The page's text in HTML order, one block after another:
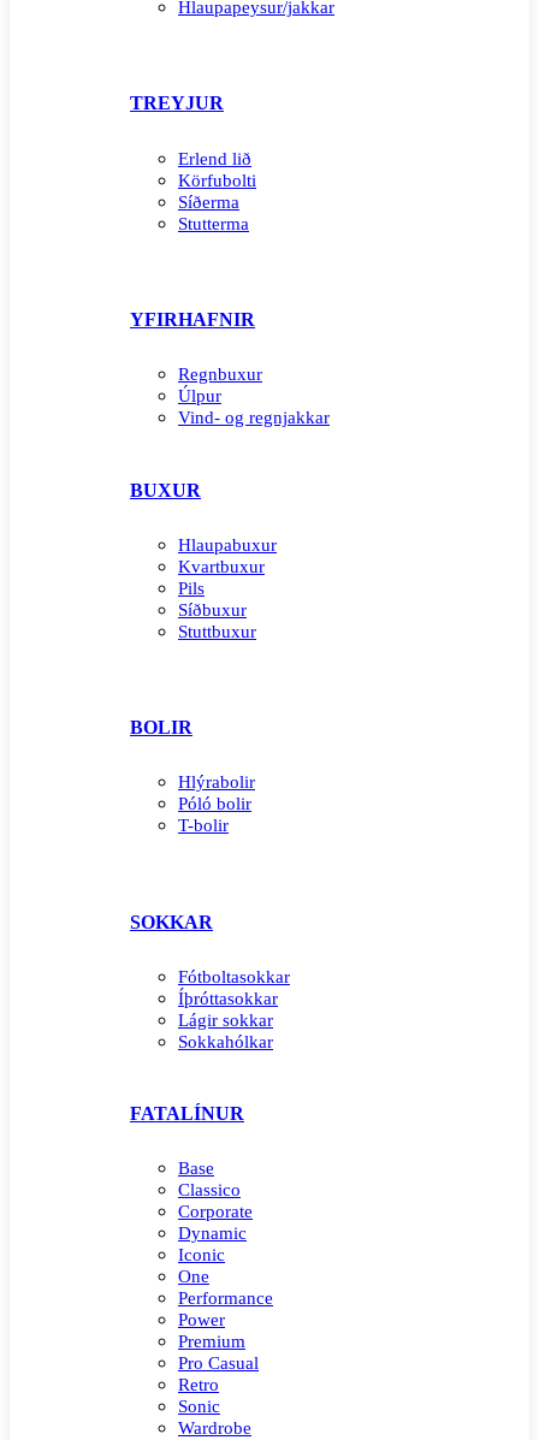
Hlaupapeysur/jakkar
TREYJUR
Erlend lið
Körfubolti
Síðerma
Stutterma
YFIRHAFNIR
Regnbuxur
Úlpur
Vind- og regnjakkar
BUXUR
Hlaupabuxur
Kvartbuxur
Pils
Síðbuxur
Stuttbuxur
BOLIR
Hlýrabolir
Póló bolir
T-bolir
SOKKAR
Fótboltasokkar
Íþróttasokkar
Lágir sokkar
Sokkahólkar
FATALÍNUR
Base
Classico
Corporate
Dynamic
Iconic
One
Performance
Power
Premium
Pro Casual
Retro
Sonic
Wardrobe